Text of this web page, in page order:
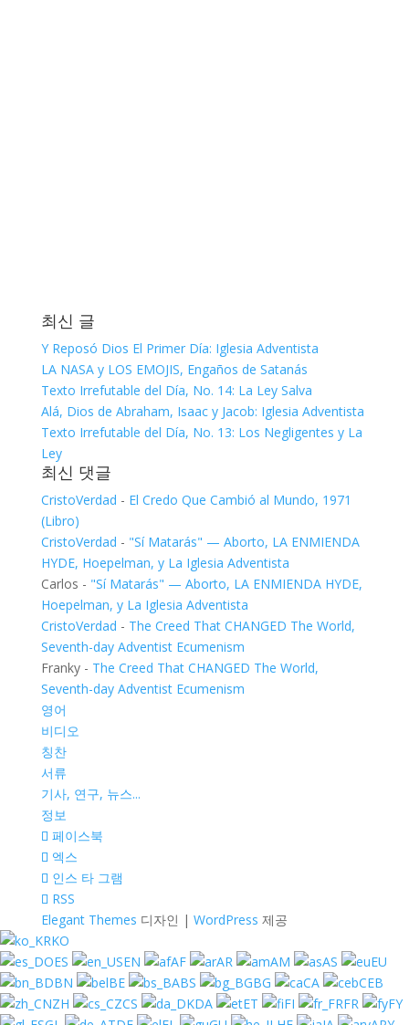
최신 글
Y Reposó Dios El Primer Día: Iglesia Adventista
LA NASA y LOS EMOJIS, Engaños de Satanás
Texto Irrefutable del Día, No. 14: La Ley Salva
Alá, Dios de Abraham, Isaac y Jacob: Iglesia Adventista
Texto Irrefutable del Día, No. 13: Los Negligentes y La
Ley
최신 댓글
CristoVerdad - El Credo Que Cambió al Mundo, 1971
(Libro)
CristoVerdad - "Sí Matarás" — Aborto, LA ENMIENDA
HYDE, Hoepelman, y La Iglesia Adventista
Carlos - "Sí Matarás" — Aborto, LA ENMIENDA HYDE,
Hoepelman, y La Iglesia Adventista
CristoVerdad - The Creed That CHANGED The World,
Seventh-day Adventist Ecumenism
Franky- The Creed That CHANGED The World,
Seventh-day Adventist Ecumenism
영어
비디오
칭찬
서류
기사, 연구, 뉴스...
정보
페이스북
엑스
인스 타 그램
RSS
Elegant Themes 디자인 | WordPress 제공
KO
ES
EN AF AR AM AS
EU
BN
BE BS BG CA
CEB
ZH
CS DA ET FI FR
FY